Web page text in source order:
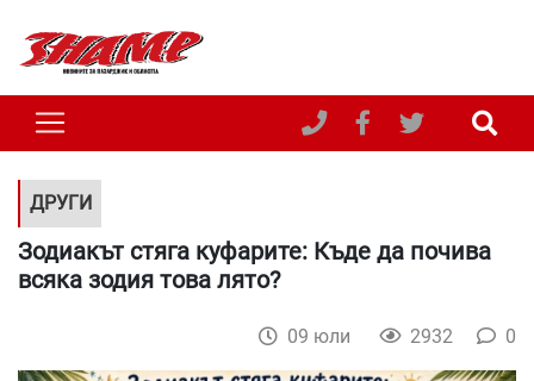
ДРУГИ
Зодиакът стяга куфарите: Къде да почива
всяка зодия това лято?
09 юли 2932 0